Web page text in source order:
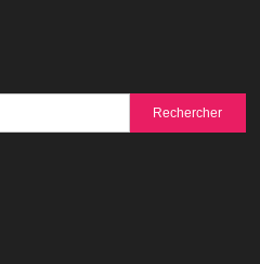
Rechercher :